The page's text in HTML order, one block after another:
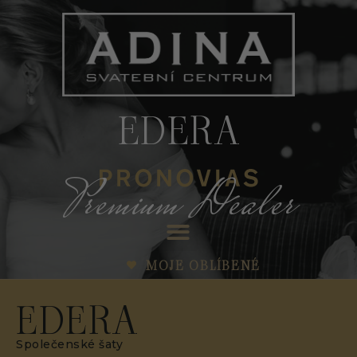
EDERA
Premium Dealer
MOJE OBLÍBENÉ
EDERA
Společenské šaty